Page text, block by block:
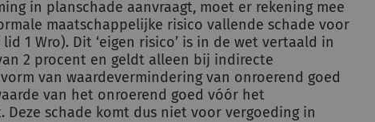
in planschade aanvraagt, moet er rekening mee
maatschappelijke risico vallende schade voor
1 Wro). Dit ‘eigen risico’ is in de wet vertaald in
2 procent en geldt alleen bij indirecte
van waardevermindering van onroerend goed
van het onroerend goed vóór het
Deze schade komt dus niet voor vergoeding in